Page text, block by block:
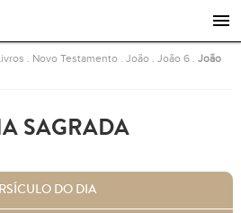
Novo Testamento .João .João 6 .João
SAGRADA
DO DIA